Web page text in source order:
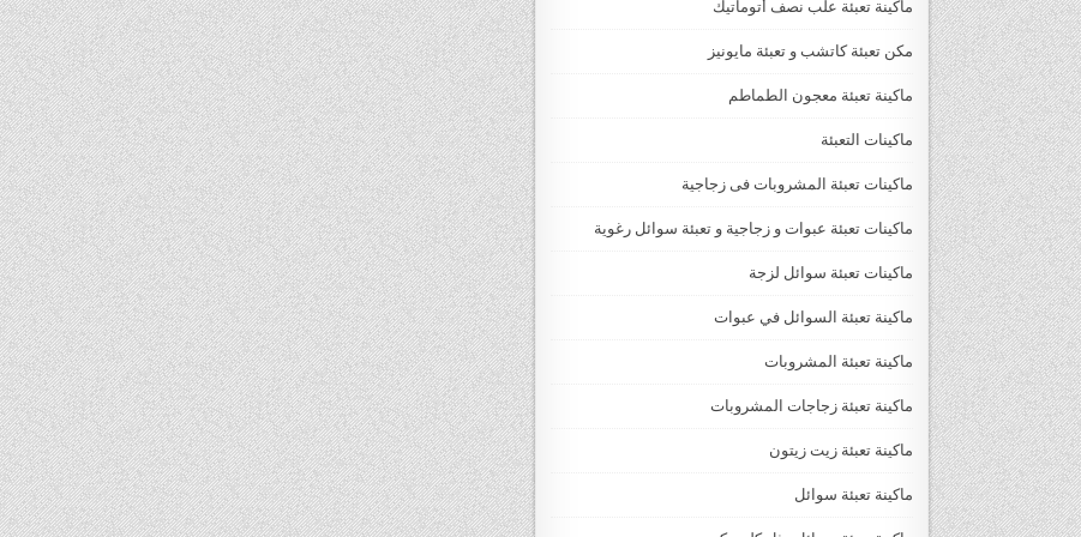
ماكينة تعبئة علب نصف أتوماتيك
مكن تعبئة كاتشب و تعبئة مايونيز
ماكينة تعبئة معجون الطماطم
ماكينات التعبئة
ماكينات تعبئة المشروبات فى زجاجية
ماكينات تعبئة عبوات و زجاجية و تعبئة سوائل رغوية
ماكينات تعبئة سوائل لزجة
‏‏‏ماكينة تعبئة السوائل في عبوات
ماكينة تعبئة المشروبات
ماكينة تعبئة زجاجات المشروبات
ماكينة تعبئة زيت زيتون
ماكينة تعبئة سوائل